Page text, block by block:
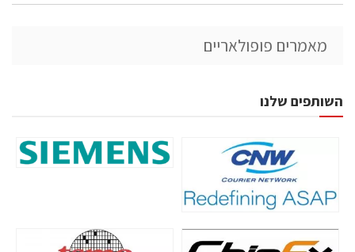
מאמרים פופולאריים
השותפים שלנו